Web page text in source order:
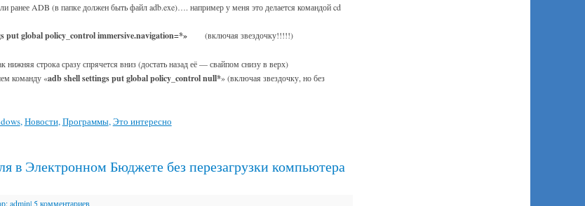
ранее ADB (в папке должен быть файл adb.exe)…. например у меня это делается командой cd
put global policy_control immersive.navigation=*»(включая звездочку!!!!!)
строка сразу спрячется вниз (достать назад её — свайпом снизу в верх)
команду «adb shell settings put global policy_control null*» (включая звездочку, но без
,Новости,Программы,Это интересно
в Электронном Бюджете без перезагрузки компьютера
admin| 5 комментариев